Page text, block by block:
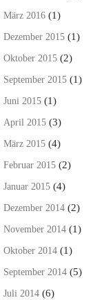
März 2016 (1)
Dezember 2015 (1)
Oktober 2015 (2)
September 2015 (1)
Juni 2015 (1)
April 2015 (3)
März 2015 (4)
Februar 2015 (2)
Januar 2015 (4)
Dezember 2014 (2)
November 2014 (1)
Oktober 2014 (1)
September 2014 (5)
Juli 2014 (6)